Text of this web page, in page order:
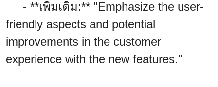
- **เพิ่มเติม:** "Emphasize the user-
friendly aspects and potential
improvements in the customer
experience with the new features."